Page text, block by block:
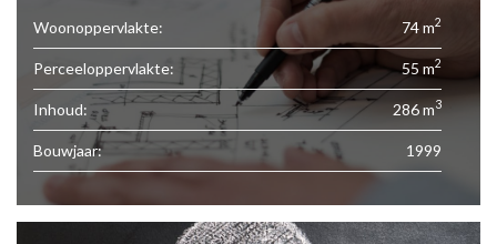
Woonoppervlakte: 74 m2
Perceeloppervlakte: 55 m2
Inhoud: 286 m3
Bouwjaar: 1999